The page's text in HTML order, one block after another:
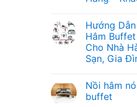
Tròn
66003:
Nâng
Tầm
Trải
Nghiệm
Ẩm
Nghệ
Thuật
Trang
bình
luận
ở
Hướng
Dẫn
Chọn
Nước
Trái
Cây
Hướng
Hâm
Cho Nhà
Sạn, Gia
bình
luận
ở
Nồi hâm
buffet